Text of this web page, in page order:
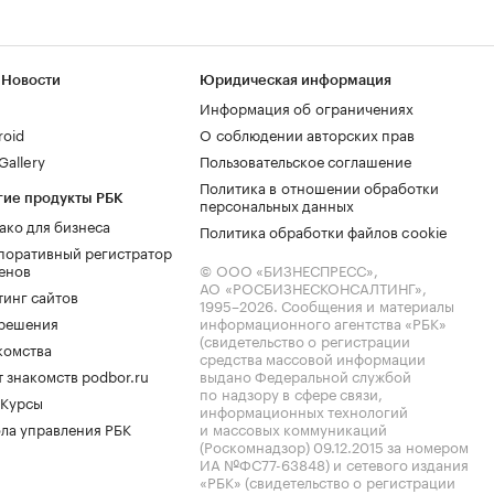
продукты РБК
для бизнеса
регистратор
сайтов
знакомств podbor.ru
управления РБК
Юридическая информация
Информация об ограничениях
О соблюдении авторских прав
Пользовательское соглашение
Политика в отношении обработки
персональных данных
Политика обработки файлов cookie
© ООО «БИЗНЕСПРЕСС»,
АО «РОСБИЗНЕСКОНСАЛТИНГ»,
1995–2026. Сообщения и материалы
информационного агентства «РБК»
(свидетельство о регистрации
средства массовой информации
выдано Федеральной службой
по надзору в сфере связи,
информационных технологий
и массовых коммуникаций
(Роскомнадзор) 09.12.2015 за номером
ИА №ФС77-63848) и сетевого издания
«РБК» (свидетельство о регистрации